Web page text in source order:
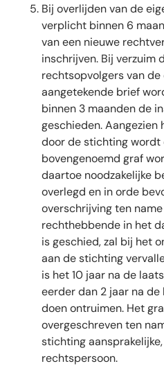
Bij overlijden van de
verplicht binnen 6
van een nieuwe
inschrijven. Bij verzuim
rechtsopvolgers van
aangetekende brief
binnen 3 maanden de
geschieden.
door de stichting wordt
bovengenoemd graf
daartoe noodzakelijke
overlegd en in orde
overschrijving ten
rechthebbende in het
is geschied, zal bij het
aan de stichting
is het 10 jaar na de
eerder dan 2 jaar na
doen ontruimen. Het
overgeschreven ten
stichting
rechtspersoon.